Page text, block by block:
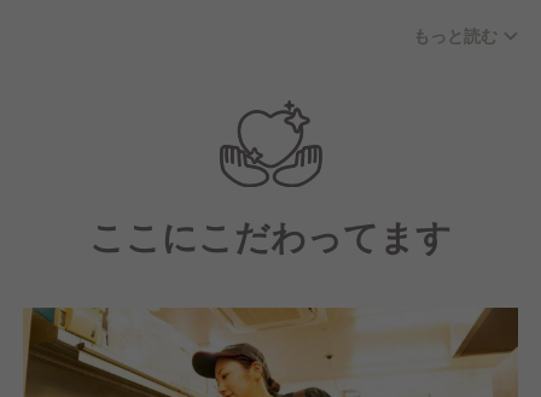
して活躍していただきます。店長で力を発揮した後
は、エリアマネージャー等更に大きな役割を担ってい
ただきます。20代～40代の幅広い人材が男女問わず
リーダーシップを発揮しています。
もっと読む
ここにこだわってます